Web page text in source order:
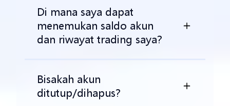
Di mana saya dapat
menemukan saldo akun
dan riwayat trading saya?
Bisakah akun
ditutup/dihapus?